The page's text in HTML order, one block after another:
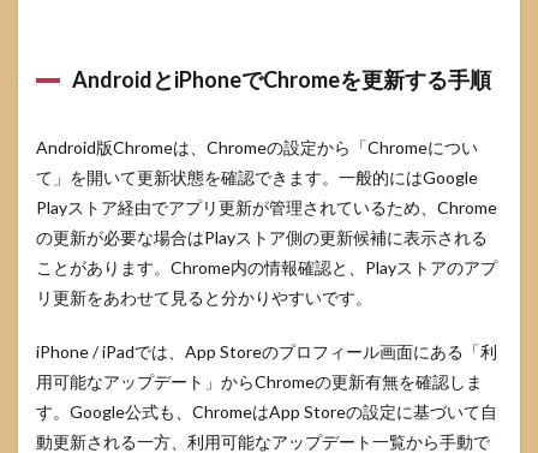
AndroidとiPhoneでChromeを更新する手順
Android版Chromeは、Chromeの設定から「Chromeについ
て」を開いて更新状態を確認できます。一般的にはGoogle
Playストア経由でアプリ更新が管理されているため、Chrome
の更新が必要な場合はPlayストア側の更新候補に表示される
ことがあります。Chrome内の情報確認と、Playストアのアプ
リ更新をあわせて見ると分かりやすいです。
iPhone / iPadでは、App Storeのプロフィール画面にある「利
用可能なアップデート」からChromeの更新有無を確認しま
す。Google公式も、ChromeはApp Storeの設定に基づいて自
動更新される一方、利用可能なアップデート一覧から手動で